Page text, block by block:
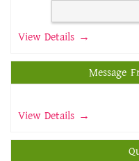
View Details →
Message
View Details →